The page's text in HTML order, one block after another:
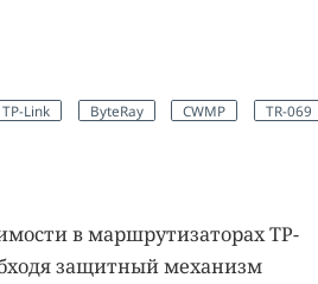
TP-Link ByteRay CWMP TR-069
в маршрутизаторах TP-
защитный механизм